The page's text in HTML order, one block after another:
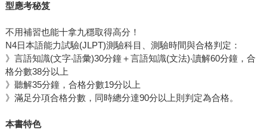
型應考秘笈
不用補習也能十拿九穩取得高分！
N4日本語能力試驗(JLPT)測驗科目、測驗時間與合格判定：
》言語知識(文字‧語彙)30分鐘＋言語知識(文法)‧讀解60分鐘，合
格分數38分以上
》聽解35分鐘，合格分數19分以上
》滿足分項合格分數，同時總分達90分以上則判定為合格。
本書特色